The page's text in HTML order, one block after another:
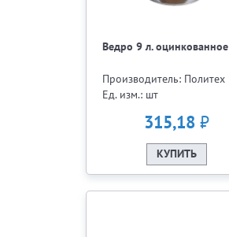
Ведро 9 л. оцинкованное
Производитель: Политех
Ед. изм.: шт
315,18₽
КУПИТЬ